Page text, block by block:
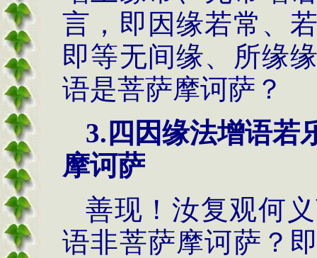
言，即因缘若常、
即等无间缘、所缘
语是菩萨摩诃萨？
3. 四因缘法增语若
摩诃萨
善现！汝复观何
语非菩萨摩诃萨？